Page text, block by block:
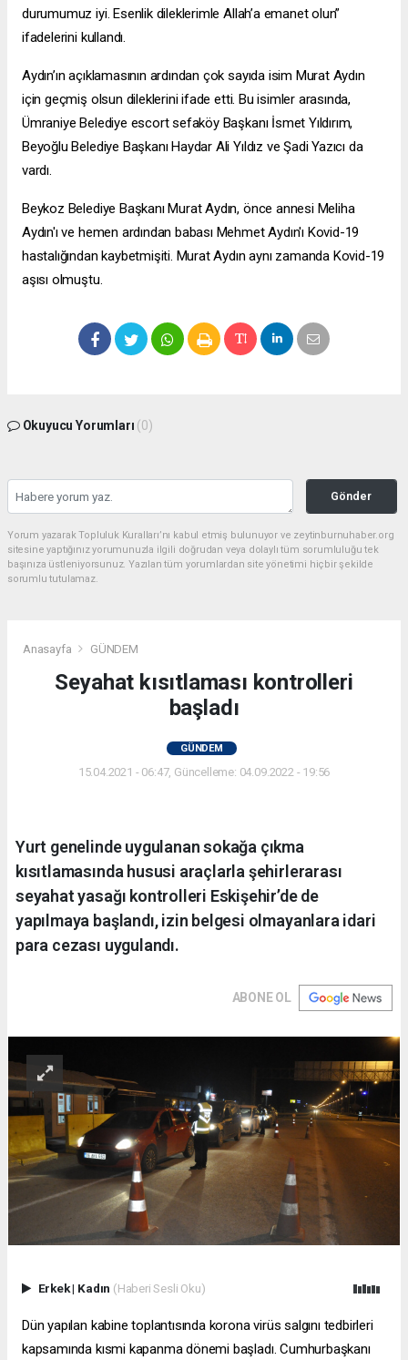
durumumuz iyi. Esenlik dileklerimle Allah’a emanet olun”
ifadelerini kullandı.
Aydın’ın açıklamasının ardından çok sayıda isim Murat Aydın
için geçmiş olsun dileklerini ifade etti. Bu isimler arasında,
Ümraniye Belediye escort sefaköyBaşkanı İsmet Yıldırım,
Beyoğlu Belediye Başkanı Haydar Ali Yıldız ve Şadi Yazıcı da
vardı.
Beykoz Belediye Başkanı Murat Aydın, önce annesi Meliha
Aydın'ı ve hemen ardından babası Mehmet Aydın'ı Kovid-19
hastalığından kaybetmişiti. Murat Aydın aynı zamanda Kovid-19
aşısı olmuştu.
Okuyucu Yorumları (0)
Gönder
Yorum yazarak Topluluk Kuralları’nı kabul etmiş bulunuyor ve zeytinburnuhaber.org
sitesine yaptığınız yorumunuzla ilgili doğrudan veya dolaylı tüm sorumluluğu tek
başınıza üstleniyorsunuz. Yazılan tüm yorumlardan site yönetimi hiçbir şekilde
sorumlu tutulamaz.
Anasayfa GÜNDEM
Seyahat kısıtlaması kontrolleri
başladı
GÜNDEM
15.04.2021 - 06:47, Güncelleme: 04.09.2022 - 19:56
Yurt genelinde uygulanan sokağa çıkma
kısıtlamasında hususi araçlarla şehirlerarası
seyahat yasağı kontrolleri Eskişehir’de de
yapılmaya başlandı, izin belgesi olmayanlara idari
para cezası uygulandı.
ABONE OL
Erkek| Kadın (Haberi Sesli Oku)
Dün yapılan kabine toplantısında korona virüs salgını tedbirleri
kapsamında kısmi kapanma dönemi başladı. Cumhurbaşkanı